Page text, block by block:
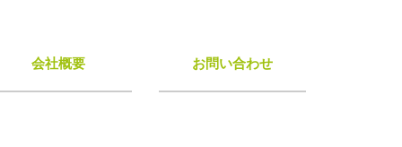
会社概要 お問い合わせ